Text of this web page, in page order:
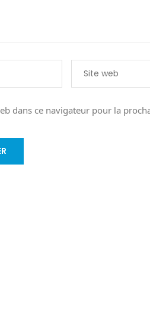
dans ce navigateur pour la